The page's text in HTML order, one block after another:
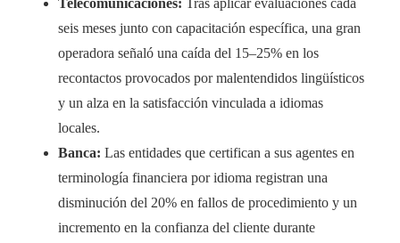
seis meses junto con capacitación específica, una gran
operadora señaló una caída del 15–25% en los
recontactos provocados por malentendidos lingüísticos
y un alza en la satisfacción vinculada a idiomas
locales.
Banca: Las entidades que certifican a sus agentes en
terminología financiera por idioma registran una
disminución del 20% en fallos de procedimiento y un
incremento en la confianza del cliente durante